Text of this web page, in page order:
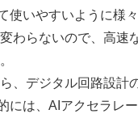
いやすいように様
わらないので、高速
、デジタル回路設計
には、AIアクセラレ